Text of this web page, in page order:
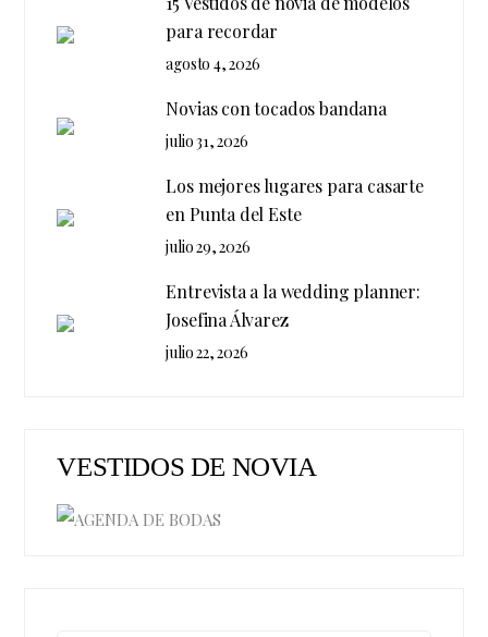
para recordar
agosto 4, 2026
Novias con tocados bandana
julio 31, 2026
Los mejores lugares para casarte
en Punta del Este
julio 29, 2026
Entrevista a la wedding planner:
Josefina Álvarez
julio 22, 2026
VESTIDOS DE NOVIA